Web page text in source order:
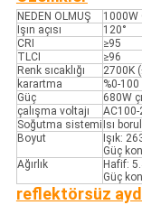
NEDEN OLMUŞ
1000W
Işın açısı
120°
CRI
≥95
TLCI
≥96
Renk sıcaklığı
2700K
karartma
%0-100
Güç
680W
çalışma voltajı
AC100-
Soğutma sistemi Isı
Boyut
Işık:
Güç
Ağırlık
Hafif:
Güç
reflektörsüz